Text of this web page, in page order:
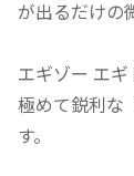
が出るだけの
エギゾー エ
極めて鋭利な
す。